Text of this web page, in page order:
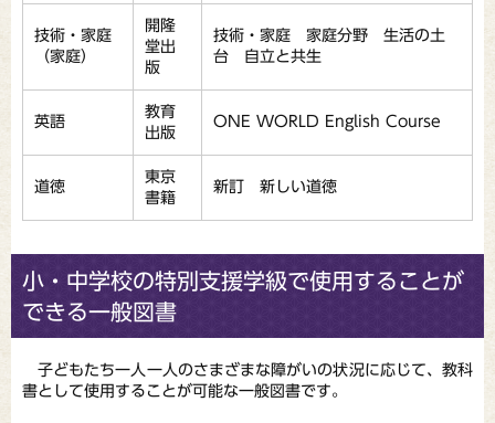
技術・家庭
（家庭）
開隆
堂出
版
技術・家庭 家庭分野 生活の土
台 自立と共生
英語
教育
出版
ONE WORLD English Course
道徳
東京
書籍
新訂 新しい道徳
小・中学校の特別支援学級で使用することが
できる一般図書
子どもたち一人一人のさまざまな障がいの状況に応じて、教科
書として使用することが可能な一般図書です。